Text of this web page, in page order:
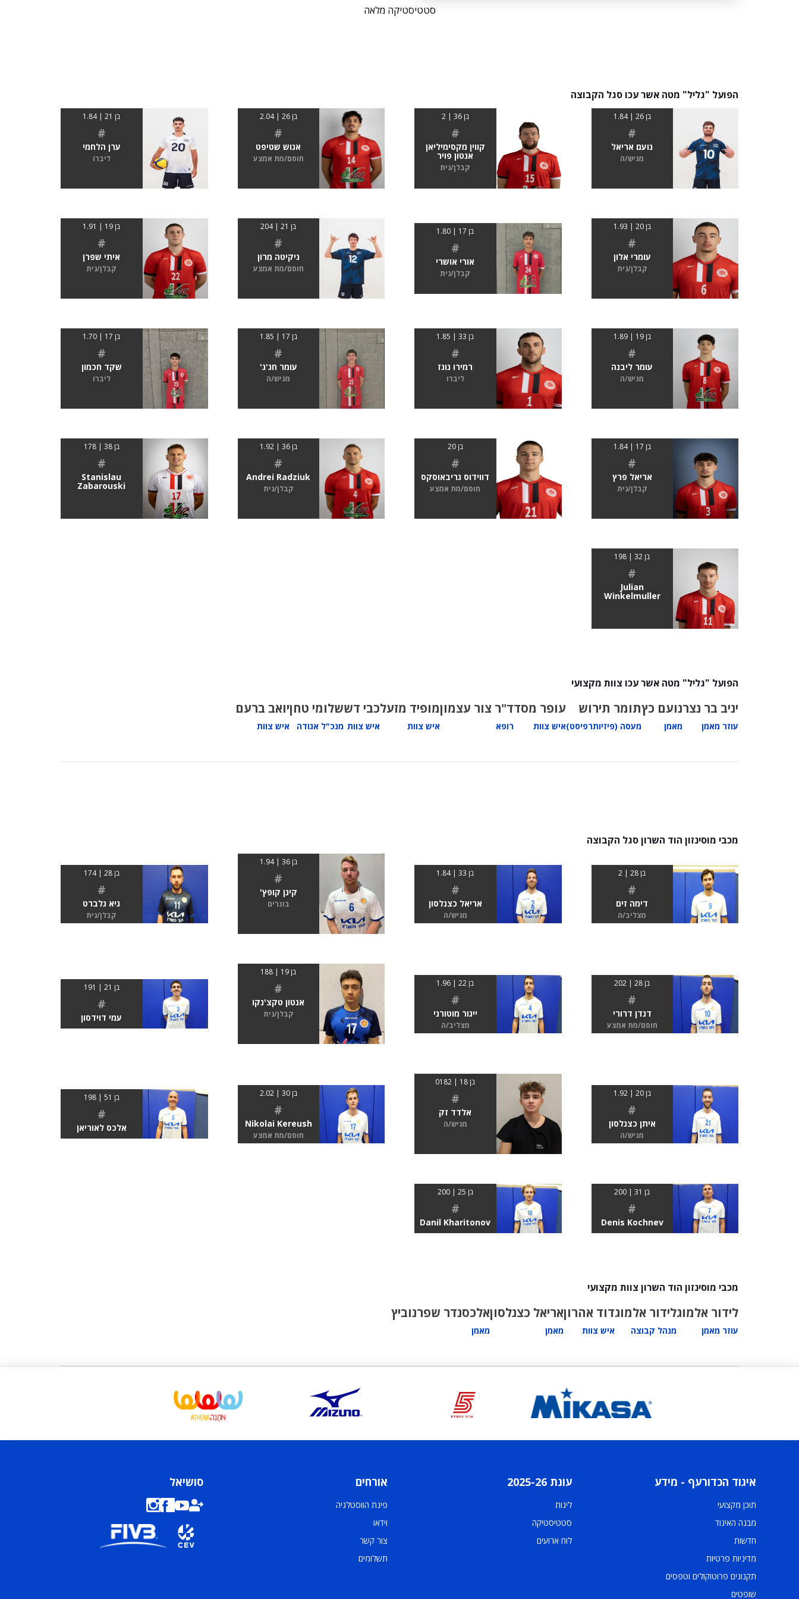
סטטיסטיקה מלאה
הפועל "גליל" מטה אשר עכו סגל הקבוצה
בן 26 | 1.84
#
נועם אריאל
מגיש/ה
בן 36 | 2
#
קווין מקסימיליאן
אנטון פויר
קבלן/נית
בן 26 | 2.04
#
אנוש שטיפט
חוסם/מת אמצע
בן 21 | 1.84
#
ערן הלחמי
ליברו
בן 20 | 1.93
#
עומרי אלון
קבלן/נית
בן 17 | 1.80
#
אורי אושרי
קבלן/נית
בן 21 | 204
#
ניקיטה מרון
חוסם/מת אמצע
בן 19 | 1.91
#
איתי שפרן
קבלן/נית
בן 19 | 1.89
#
עומר ליבנה
מגיש/ה
בן 33 | 1.85
#
רמירו נונז
ליברו
בן 17 | 1.85
#
עומר חג'ג'
מגיש/ה
בן 17 | 1.70
#
שקד חכמון
ליברו
בן 17 | 1.84
#
אריאל פרץ
קבלן/נית
בן 20
#
דווידוס גריבאוסקס
חוסם/מת אמצע
בן 36 | 1.92
#
Andrei Radziuk
קבלן/נית
בן 38 | 178
#
Stanislau
Zabarouski
בן 32 | 198
#
Julian
Winkelmuller
הפועל "גליל" מטה אשר עכו צוות מקצועי
יניב בר נצר
עוזר מאמן
נועם כץ
מאמן
תומר תירוש
מעסה (פיזיותרפיסט)
עופר מסד
איש צוות
ד"ר צור עצמון
רופא
מופיד מזעל
איש צוות
כבי דש
איש צוות
שלומי טחן
מנכ"ל אגודה
יואב ברעם
איש צוות
מכבי מוסינזון הוד השרון סגל הקבוצה
בן 28 | 2
#
דימה זים
מצליב/ה
בן 33 | 1.84
#
אריאל כצנלסון
מגיש/ה
בן 36 | 1.94
#
קינן קופץ'
בוגרים
בן 28 | 174
#
גיא גלברט
קבלן/נית
בן 28 | 202
#
דנדן דרורי
חוסם/מת אמצע
בן 22 | 1.96
#
ייגור מוטורני
מצליב/ה
בן 19 | 188
#
אנטון טקצ'נקו
קבלן/נית
בן 21 | 191
#
עמי דוידסון
בן 20 | 1.92
#
איתן כצנלסון
מגיש/ה
בן 18 | 0182
#
אלדד זק
מגיש/ה
בן 30 | 2.02
#
Nikolai Kereush
חוסם/מת אמצע
בן 51 | 198
#
אלכס לאוריאן
בן 31 | 200
#
Denis Kochnev
בן 25 | 200
#
Danil Kharitonov
מכבי מוסינזון הוד השרון צוות מקצועי
לידור אלמוג
עוזר מאמן
לידור אלמוג
מנהל קבוצה
דוד אהרון
איש צוות
אריאל כצנלסון
מאמן
אלכסנדר שפרנוביץ
מאמן
איגוד הכדורעף - מידע
תוכן מקצועי
מבנה האיגוד
חדשות
מדיניות פרטיות
תקנונים פרוטוקולים וטפסים
שופטים
עונת 2025-26
ליגות
סטטיסטיקה
לוח ארועים
אורחים
פינת הווסטלגיה
וידאו
צור קשר
תשלומים
סושיאל